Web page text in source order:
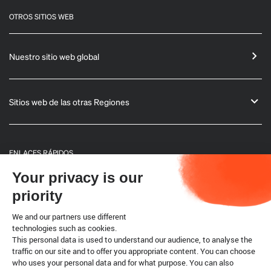
OTROS SITIOS WEB
Nuestro sitio web global
Sitios web de las otras Regiones
ENLACES RÁPIDOS
Informaciones generales
Boletín
Código terrestre
Your privacy is our
priority
We and our partners use different
technologies such as cookies.
This personal data is used to understand our audience, to analyse the
traffic on our site and to offer you appropriate content. You can choose
who uses your personal data and for what purpose. You can also